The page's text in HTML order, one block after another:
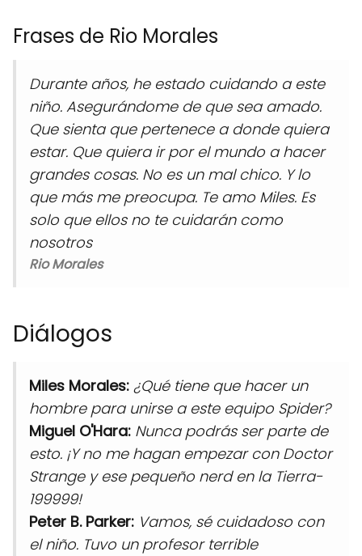
Frases de Rio Morales
Durante años, he estado cuidando a este
niño. Asegurándome de que sea amado.
Que sienta que pertenece a donde quiera
estar. Que quiera ir por el mundo a hacer
grandes cosas. No es un mal chico. Y lo
que más me preocupa. Te amo Miles. Es
solo que ellos no te cuidarán como
nosotros
Rio Morales
Diálogos
Miles Morales: ¿Qué tiene que hacer un
hombre para unirse a este equipo Spider?
Miguel O'Hara: Nunca podrás ser parte de
esto. ¡Y no me hagan empezar con Doctor
Strange y ese pequeño nerd en la Tierra-
199999!
Peter B. Parker: Vamos, sé cuidadoso con
el niño. Tuvo un profesor terrible